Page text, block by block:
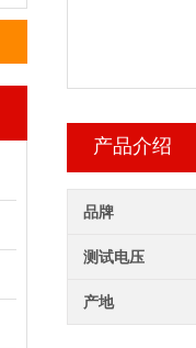
产品介绍
品牌
测试电压
产地